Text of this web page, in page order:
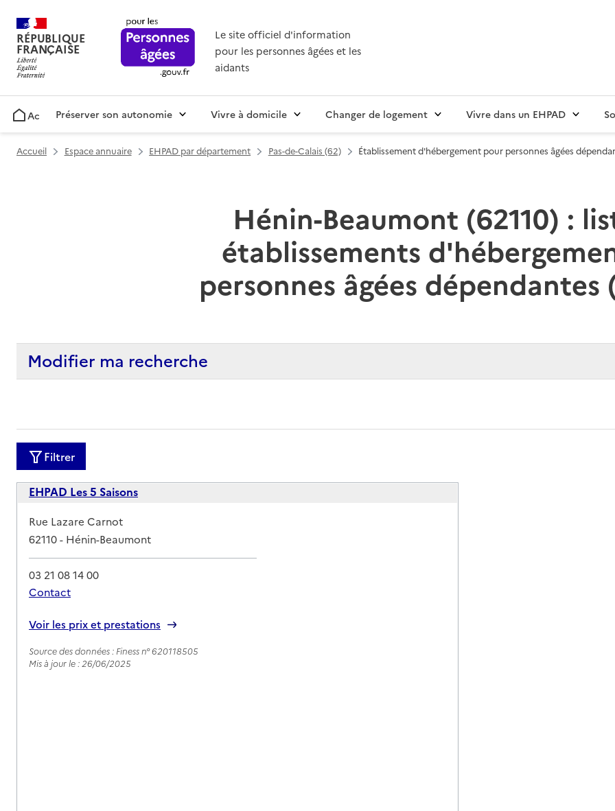
RÉPUBLIQUE
FRANÇAISE
Le site officiel d'information
pour les personnes âgées et les
aidants
AccueilPréserver son autonomie Vivre à domicile Changer de logement Vivre dans un EHPAD
Accueil Espace annuaire EHPAD par département Pas-de-Calais (62) Établissement d'hébergement pour personnes âgées
Hénin-Beaumont (62110) :
établissements
personnes âgées dépendantes
Modifier ma recherche
Filtrer
EHPAD Les 5 Saisons
Adresse
Rue Lazare Carnot
62110- Hénin-Beaumont
03 21 08 14 00
Contact
Voir les prix et prestations
Source des données : Finess n° 620118505
Mis à jour le : 26/06/2025